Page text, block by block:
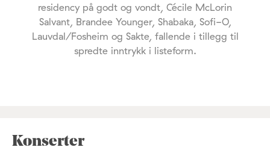
residency på godt og vondt, Cécile McLorin
Salvant, Brandee Younger, Shabaka, Sofi-O,
Lauvdal/Fosheim og Sakte, fallende i tillegg til
spredte inntrykk i listeform.
Konserter